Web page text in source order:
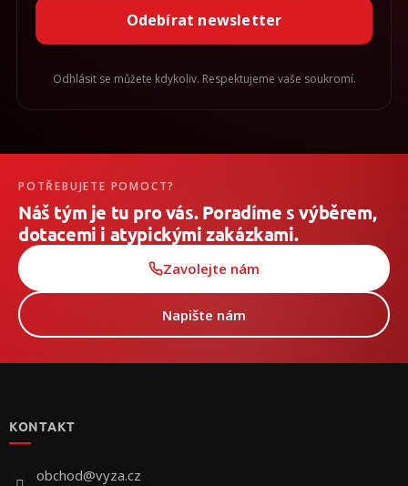
Odebírat newsletter
Odhlásit se můžete kdykoliv. Respektujeme vaše soukromí.
POTŘEBUJETE POMOCT?
Náš tým je tu pro vás. Poradíme s výběrem,
dotacemi i atypickými zakázkami.
Zavolejte nám
Napište nám
KONTAKT
obchod@vyza.cz